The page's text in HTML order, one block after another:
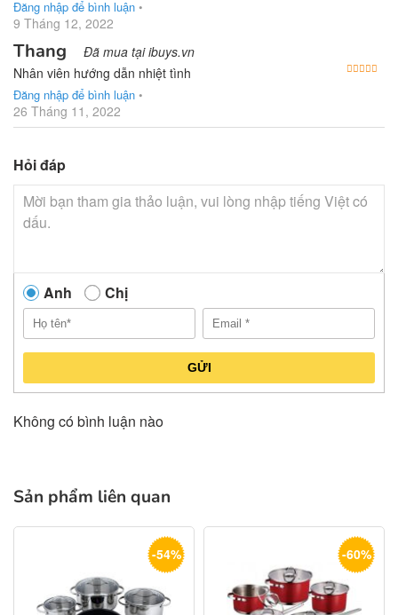
Đăng nhập để bình luận •
9 Tháng 12, 2022
Thang Đã mua tại ibuys.vn
Nhân viên hướng dẫn nhiệt tình
Đăng nhập để bình luận •
26 Tháng 11, 2022
Hỏi đáp
Anh Chị
GỬI
Không có bình luận nào
Sản phẩm liên quan
-54% -60%